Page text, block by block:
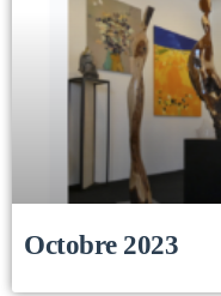
Octobre 2023